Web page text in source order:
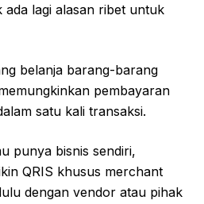
ada lagi alasan ribet untuk
belanja barang-barang
pembayaran
satu kali transaksi.
punya bisnis sendiri,
QRIS khusus merchant
dengan vendor atau pihak